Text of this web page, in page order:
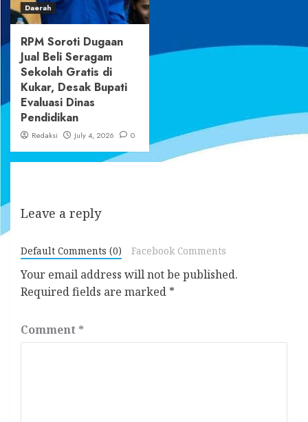
Daerah
RPM Soroti Dugaan
Jual Beli Seragam
Sekolah Gratis di
Kukar, Desak Bupati
Evaluasi Dinas
Pendidikan
Redaksi July 4, 2026 0
Leave a reply
Default Comments (0) Facebook Comments
Your email address will not be published.
Required fields are marked *
Comment *